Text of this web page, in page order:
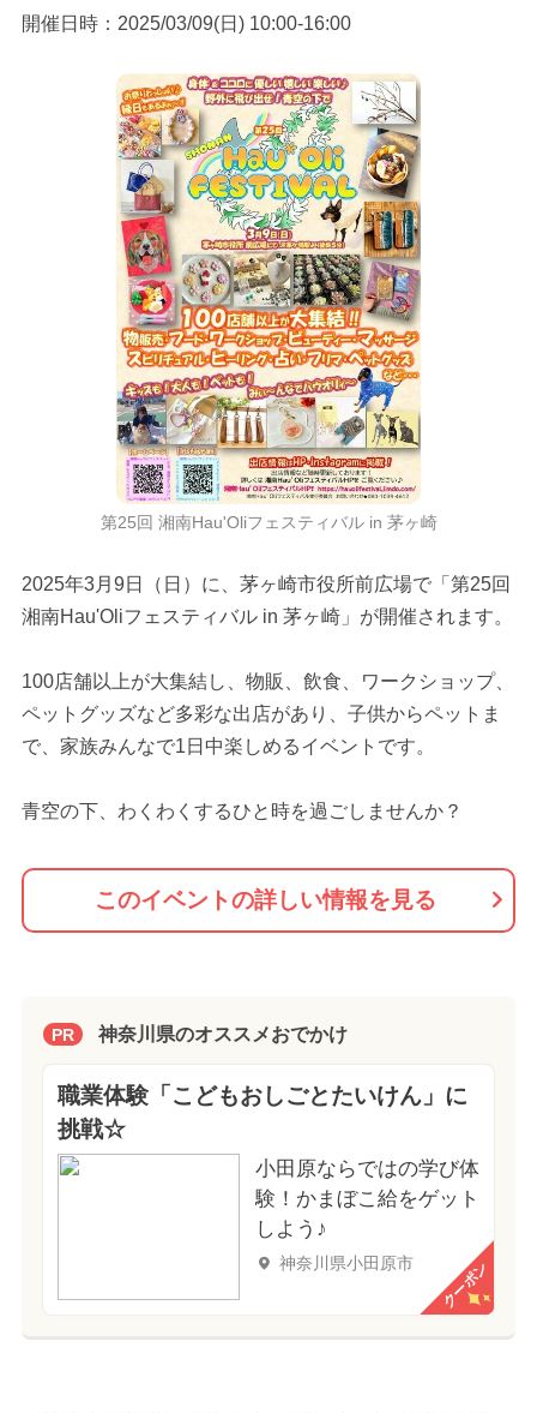
開催日時：2025/03/09(日) 10:00-16:00
第25回 湘南Hau'Oliフェスティバル in 茅ヶ崎
2025年3月9日（日）に、茅ヶ崎市役所前広場で「第25回
湘南Hau'Oliフェスティバル in 茅ヶ崎」が開催されます。
100店舗以上が大集結し、物販、飲食、ワークショップ、
ペットグッズなど多彩な出店があり、子供からペットま
で、家族みんなで1日中楽しめるイベントです。
青空の下、わくわくするひと時を過ごしませんか？
このイベントの詳しい情報を見る
PR 神奈川県のオススメおでかけ
職業体験「こどもおしごとたいけん」に
挑戦☆
小田原ならではの学び体
験！かまぼこ給をゲット
しよう♪
神奈川県小田原市 クーポン